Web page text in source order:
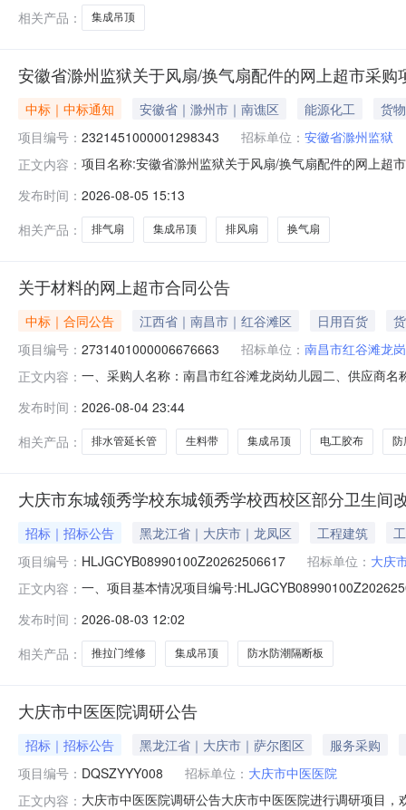
相关产品： 集成吊顶
安徽省滁州监狱关于风扇/换气扇配件的网上超市采购
中标｜中标通知 安徽省｜滁州市｜南谯区 能源化工
货物
项目编号： 2321451000001298343 招标单位： 安徽省滁州监狱
正文内容： 项目名称:安徽省滁州监狱关于风扇/换气扇配件的网上超
单位地址:安徽省滁州市三、成交信息交易方式:直接采购
发布时间： 2026-08-05 15:13
相关产品：
排气扇 集成吊顶 排风扇 换气扇
关于材料的网上超市合同公告
中标｜合同公告 江西省｜南昌市｜红谷滩区 日用百货
项目编号： 2731401000006676663 招标单位： 南昌市红谷滩龙
正文内容： 一、采购人名称：南昌市红谷滩龙岗幼儿园二、供应商
20.008617202公牛电工胶布公牛（BULL）电工胶布
发布时间： 2026-08-04 23:44
相关产品：
排水管延长管 生料带 集成吊顶 电工胶布 防
大庆市东城领秀学校东城领秀学校西校区部分卫生间
招标｜招标公告 黑龙江省｜大庆市｜龙凤区 工程建筑
项目编号： HLJGCYB08990100Z20262506617 招标单位： 大庆
正文内容： 一、项目基本情况项目编号
址:黑龙江省大庆市龙凤区龙达路102号报名开始时间
发布时间： 2026-08-03 12:02
相关产品：
推拉门维修 集成吊顶 防水防潮隔断板
大庆市中医医院调研公告
招标｜招标公告 黑龙江省｜大庆市｜萨尔图区
服务采购
项目编号： DQSZYYY008 招标单位： 大庆市中医医院
正文内容： 大庆市中医医院调研公告大庆市中医医院进行调研项目